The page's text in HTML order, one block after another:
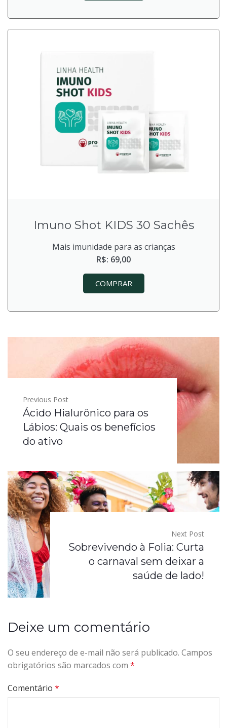
Imuno Shot KIDS 30 Sachês
Mais imunidade para as crianças
R$: 69,00
COMPRAR
Previous Post
Ácido Hialurônico para os
Lábios: Quais os benefícios
do ativo
Next Post
Sobrevivendo à Folia: Curta
o carnaval sem deixar a
saúde de lado!
Deixe um comentário
O seu endereço de e-mail não será publicado. Campos
obrigatórios são marcados com *
Comentário *